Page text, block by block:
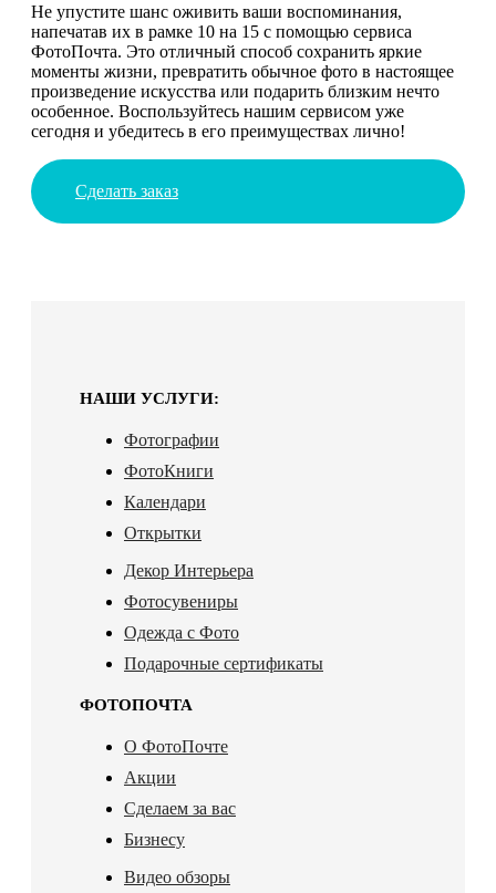
Не упустите шанс оживить ваши воспоминания,
напечатав их в рамке 10 на 15 с помощью сервиса
ФотоПочта. Это отличный способ сохранить яркие
моменты жизни, превратить обычное фото в настоящее
произведение искусства или подарить близким нечто
особенное. Воспользуйтесь нашим сервисом уже
сегодня и убедитесь в его преимуществах лично!
Сделать заказ
НАШИ УСЛУГИ:
Фотографии
ФотоКниги
Календари
Открытки
Декор Интерьера
Фотосувениры
Одежда с Фото
Подарочные сертификаты
ФОТОПОЧТА
О ФотоПочте
Акции
Сделаем за вас
Бизнесу
Видео обзоры